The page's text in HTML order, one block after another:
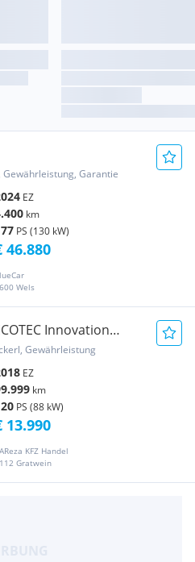
neu
Garantie
EZ
km
PS (130 kW)
Wels
46.880
Innovation
Gewährleistung
EZ
km
PS (88 kW)
KFZ Handel
Gratwein
13.990